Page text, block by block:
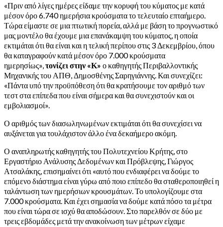
«Πριν από λίγες ημέρες είδαμε την κορυφή του κύματος με κατά
μέσον όρο 6.740 ημερήσια κρούσματα το τελευταίο επταήμερο.
Τώρα είμαστε σε μια πτωτική πορεία, αλλά με βάση το προγνωστικό
μας μοντέλο θα έχουμε μια επανάκαμψη του κύματος, η οποία
εκτιμάται ότι θα είναι και η τελική περίπου στις 3 Δεκεμβρίου, όπου
θα καταγραφούν κατά μέσον όρο 7.000 κρούσματα
ημερησίως»,τονίζει στην «Κ» ο καθηγητής Περιβαλλοντικής
Μηχανικής του ΑΠΘ, Δημοσθένης Σαρηγιάννης. Και συνεχίζει:
«Πάντα υπό την προϋπόθεση ότι θα κρατήσουμε τον αριθμό των
τεστ στα επίπεδα που είναι σήμερα και θα συνεχιστούν και οι
εμβολιασμοί».
Ο αριθμός των διασωληνωμένων εκτιμάται ότι θα συνεχίσει να
αυξάνεται για τουλάχιστον άλλο ένα δεκαήμερο ακόμη.
Ο αναπληρωτής καθηγητής του Πολυτεχνείου Κρήτης, στο
Εργαστήριο Ανάλυσης Δεδομένων και Πρόβλεψης, Γιώργος
Ατσαλάκης, επισημαίνει ότι «αυτό που ενδιαφέρει να δούμε το
επόμενο διάστημα είναι γύρω από ποιο επίπεδο θα σταθεροποιηθεί η
ταλάντωση των ημερήσιων κρουσμάτων. Το υπολογίζουμε στα
7.000 κρούσματα. Και έχει σημασία να δούμε κατά πόσο τα μέτρα
που είναι τώρα σε ισχύ θα αποδώσουν. Στο παρελθόν σε δύο με
τρεις εβδομάδες μετά την ανακοίνωση των μέτρων είχαμε